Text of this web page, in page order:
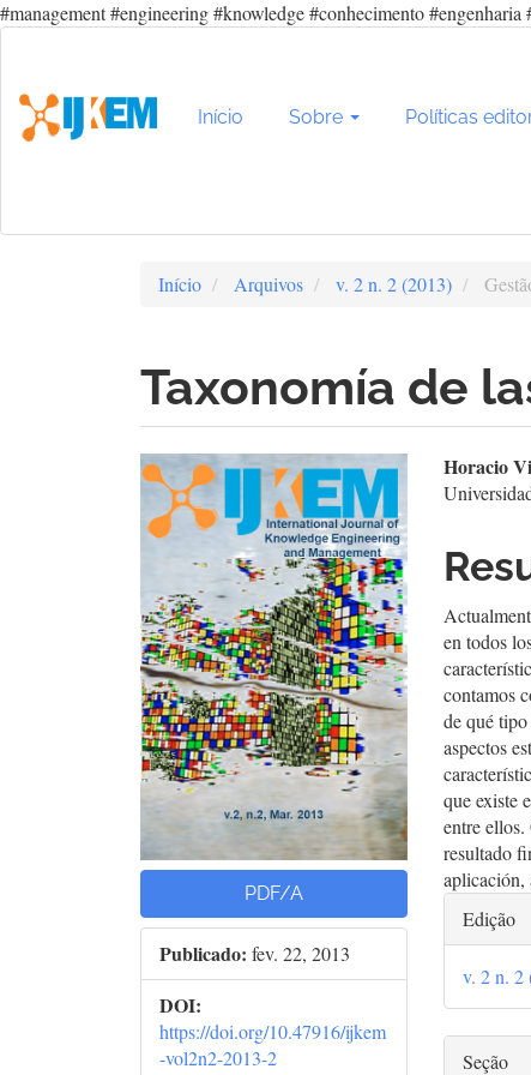
#management #engineering #knowledge #conhecimento #engenharia
Conteúdo
principal
Barra
Início Sobre Políticas
Início Arquivos v. 2 n. 2 (2013)
Taxonomía de
Barra
lateral
artigos
PDF/A
Publicado: fev. 22, 2013
DOI:
https://doi.org/10.47916/ijkem
-vol2n2-2013-2
Horacio
en todos
contamos
de qué
aspectos
que existe
entre
resultado
aplicación,
do
Edição
v. 2 n. 2
Seção